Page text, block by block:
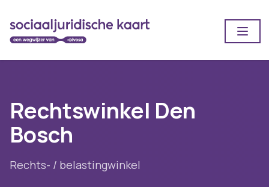
Rechtswinkel Den
Bosch
Rechts- / belastingwinkel